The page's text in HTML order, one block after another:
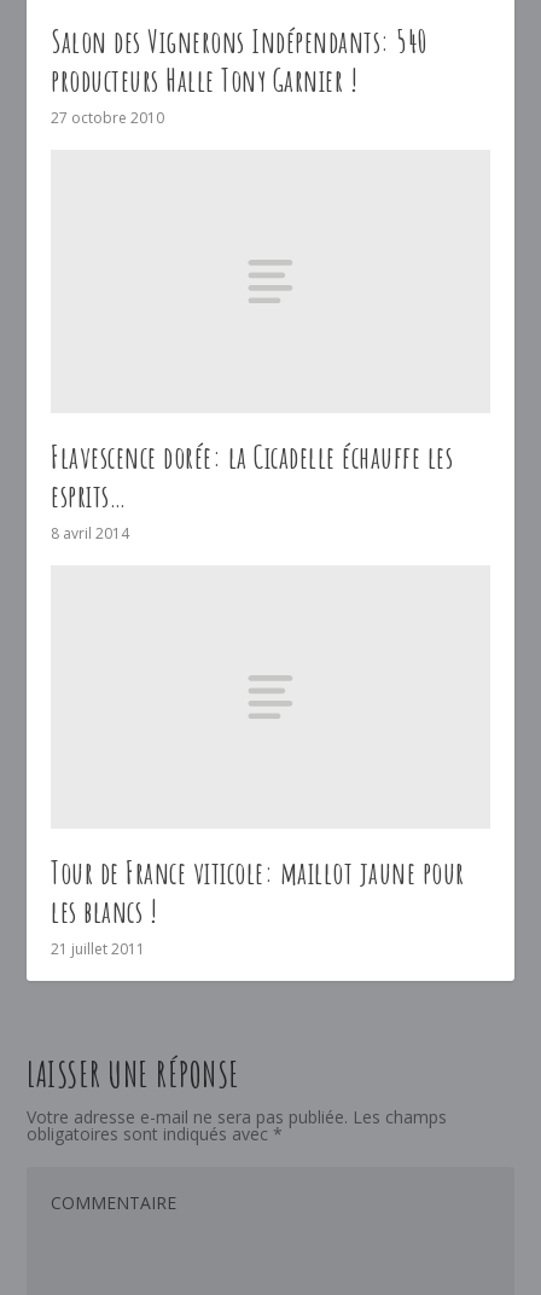
Salon des Vignerons Indépendants: 540
producteurs Halle Tony Garnier !
27 octobre 2010
Flavescence dorée: la Cicadelle échauffe les
esprits…
8 avril 2014
Tour de France viticole: maillot jaune pour
les blancs !
21 juillet 2011
LAISSER UNE RÉPONSE
Votre adresse e-mail ne sera pas publiée. Les champs
obligatoires sont indiqués avec *